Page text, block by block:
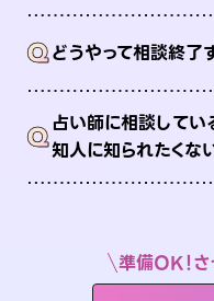
Qどうやって相談終了
Q占い師に相談してい
知人に知られたくな
準備OK！